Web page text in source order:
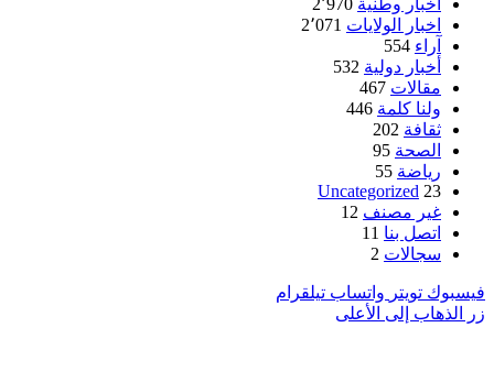
اخبار الولايات 2٬071
آراء 554
أخبار دولية 532
مقالات 467
ولنا كلمة 446
ثقافة 202
الصحة 95
رياضة 55
Uncategorized 23
غير مصنف 12
اتصل بنا 11
سجالات 2
فيسبوك تويتر واتساب تيلقرام
زر الذهاب إلى الأعلى